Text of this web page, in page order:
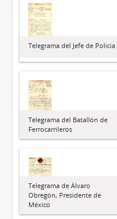
Telegrama del Jefe de Policía
Telegrama del Batallón de
Ferrocarrileros
Telegrama de Álvaro
Obregón, Presidente de
México